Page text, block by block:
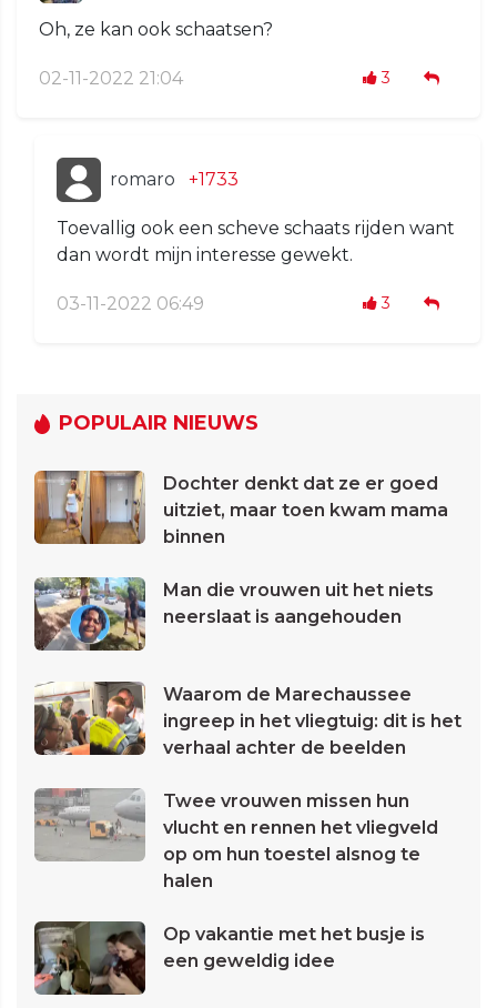
Oh, ze kan ook schaatsen?
02-11-2022 21:04 3
romaro +1733
Toevallig ook een scheve schaats rijden want
dan wordt mijn interesse gewekt.
03-11-2022 06:49 3
POPULAIR NIEUWS
Dochter denkt dat ze er goed
uitziet, maar toen kwam mama
binnen
Man die vrouwen uit het niets
neerslaat is aangehouden
Waarom de Marechaussee
ingreep in het vliegtuig: dit is het
verhaal achter de beelden
Twee vrouwen missen hun
vlucht en rennen het vliegveld
op om hun toestel alsnog te
halen
Op vakantie met het busje is
een geweldig idee